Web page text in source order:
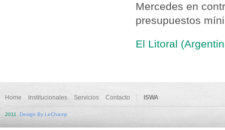
Mercedes en
presupuestos
El Litoral
Home Institucionales Servicios Contacto ISWA
2011 Design By LeChamp